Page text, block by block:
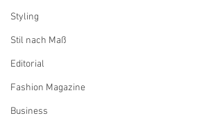
Styling
Stil nach Maß
Editorial
Fashion Magazine
Business